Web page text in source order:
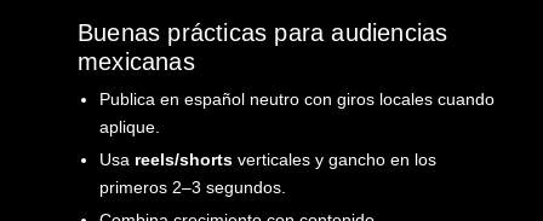
Buenas prácticas para audiencias
mexicanas
Publica en español neutro con giros locales cuando
aplique.
Usa reels/shorts verticales y gancho en los
primeros 2–3 segundos.